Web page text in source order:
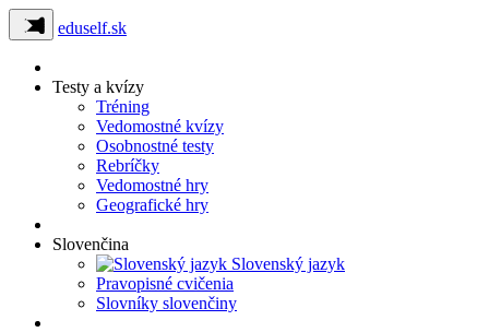
eduself.sk
Testy a kvízy
Tréning
Vedomostné kvízy
Osobnostné testy
Rebríčky
Vedomostné hry
Geografické hry
Slovenčina
Slovenský jazyk
Pravopisné cvičenia
Slovníky slovenčiny